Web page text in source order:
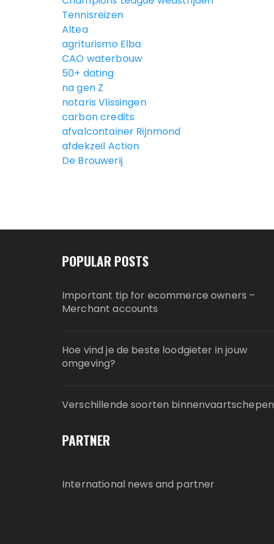
Tennisreizen
Altea
agriturismo Elba
CAO waterbouw
50+ dating
na gen Z
notaris Vlissingen
carbon credits
afvalcontainer Rijnmond
afdekzeil Action
De Brouwerij
POPULAR POSTS
Important tip for ecommerce owners –
Merchant accounts
Hoe vind je de beste loodgieter in jouw
omgeving?
Verschillende soorten binnenvaartschepen
PARTNER
International news and partner